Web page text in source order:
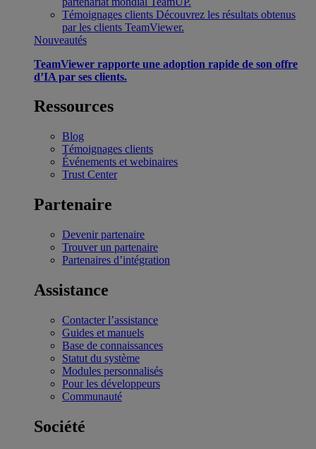
Témoignages clients Découvrez les résultats obtenus
par les clients TeamViewer.
Nouveautés
TeamViewer rapporte une adoption rapide de son offre
d’IA par ses clients.
Ressources
Blog
Témoignages clients
Événements et webinaires
Trust Center
Partenaire
Devenir partenaire
Trouver un partenaire
Partenaires d’intégration
Assistance
Contacter l’assistance
Guides et manuels
Base de connaissances
Statut du système
Modules personnalisés
Pour les développeurs
Communauté
Société